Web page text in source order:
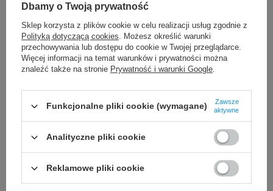
Zobacz wszystko
Dbamy o Twoją prywatność
Sklep korzysta z plików cookie w celu realizacji usług zgodnie z
Polityką dotyczącą cookies. Możesz określić warunki
przechowywania lub dostępu do cookie w Twojej przeglądarce.
Więcej informacji na temat warunków i prywatności można
znaleźć także na stronie Prywatność i warunki Google.
Funkcjonalne pliki cookie (wymagane)
Zawsze
aktywne
Analityczne pliki cookie
Reklamowe pliki cookie